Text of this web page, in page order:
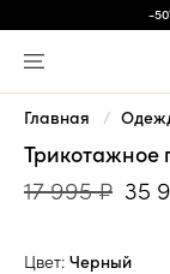
-
Главная
Трикотажное
17 995 ₽ 35
Цвет: Черный